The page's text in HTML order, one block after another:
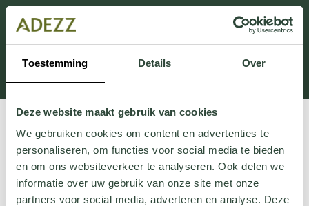
Toestemming Details Over
Deze website maakt gebruik van cookies
We gebruiken cookies om content en advertenties te
personaliseren, om functies voor social media te bieden
en om ons websiteverkeer te analyseren. Ook delen we
informatie over uw gebruik van onze site met onze
partners voor social media, adverteren en analyse. Deze
This section is currently under maintenance.
If you are missing information, you can call us at +31
413 745 423 or email us at